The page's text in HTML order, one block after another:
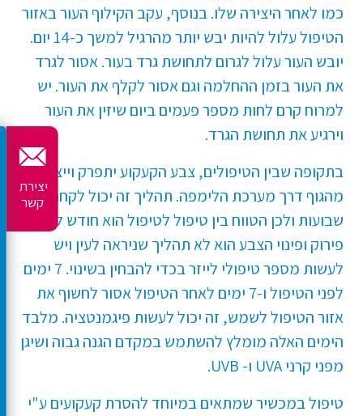
יצירת
קשר
כמו לאחר היצירה שלו. בנוסף, עקב הקילוף העור באזור
הטיפול עלול להיות יבש יותר מהרגיל למשך כ-14 יום.
יובש העור עלול לגרום לתחושת גרד בעור. אסור לגרד
את העור בזמן ההחלמה וגם אסור לקלף את העור. יש
למרוח קרם לחות מספר פעמים ביום שיזין את העור
וירגיע את תחושת הגרד.
בתקופה שבין הטיפולים, צבע הקעקוע יתפרק וייצא
מהגוף דרך מערכת הלימפה. תהליך זה יכול לקחת כ-3
שבועות ולכן הטווח בין טיפול לטיפול הוא חודש לפחות.
פירוק ופינוי הצבע הוא לא תהליך שניראה לעין ויש
לעשות מספר טיפולי לייזר בכדי להבחין בשינוי. 7 ימים
לפני הטיפול ו-7 ימים לאחר הטיפול אסור לחשוף את
אזור הטיפול לשמש, זה יכול לעשות פיגמנטציה. מלבד
הימים האלה מומלץ להשתמש במקדם הגנה גבוה ושיגן
מפני קרני UVA ו- UVB.
טיפול במכשיר שמתאים במיוחד להסרת קעקועים ע"י